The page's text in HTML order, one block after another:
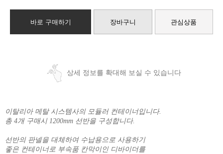
바로 구매하기 장바구니 관심상품
상세 정보를 확대해 보실 수 있습니다
이탈리아 메탈 시스템사의 모듈러 컨테이너입니다.
총 4개 구매시 1200mm 선반을 구성합니다.
선반의 판넬을 대체하여 수납용으로 사용하기
좋은 컨테이너로 부속품 칸막이인 디바이더를